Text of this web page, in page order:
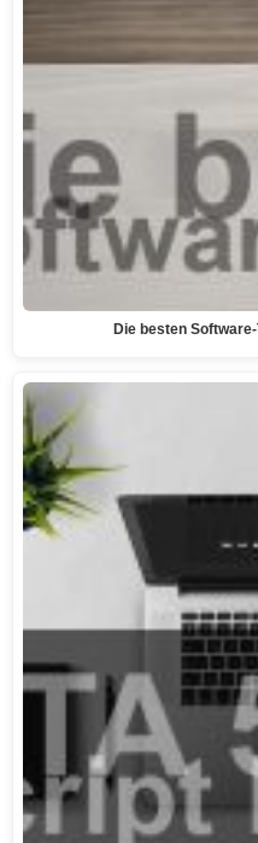
Die besten